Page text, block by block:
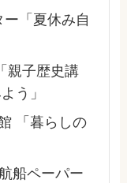
「夏休み自
親子歴史講
う」
「暮らしの
船ペーパー